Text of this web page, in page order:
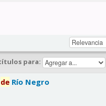
para:
de Río Negro